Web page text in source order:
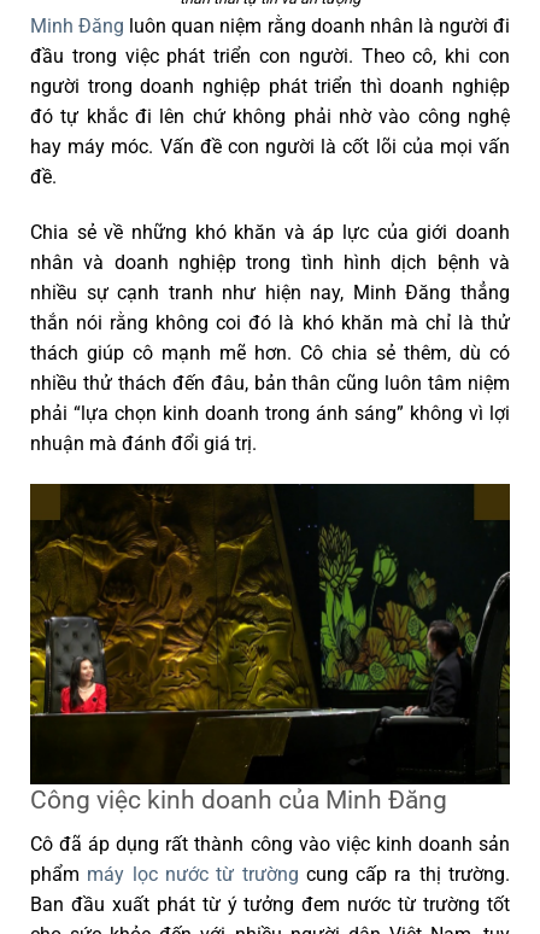
Minh Đăng luôn quan niệm rằng doanh nhân là người đi
đầu trong việc phát triển con người. Theo cô, khi con
người trong doanh nghiệp phát triển thì doanh nghiệp
đó tự khắc đi lên chứ không phải nhờ vào công nghệ
hay máy móc. Vấn đề con người là cốt lõi của mọi vấn
đề.
Chia sẻ về những khó khăn và áp lực của giới doanh
nhân và doanh nghiệp trong tình hình dịch bệnh và
nhiều sự cạnh tranh như hiện nay, Minh Đăng thẳng
thắn nói rằng không coi đó là khó khăn mà chỉ là thử
thách giúp cô mạnh mẽ hơn. Cô chia sẻ thêm, dù có
nhiều thử thách đến đâu, bản thân cũng luôn tâm niệm
phải “lựa chọn kinh doanh trong ánh sáng” không vì lợi
nhuận mà đánh đổi giá trị.
Công việc kinh doanh của Minh Đăng
Cô đã áp dụng rất thành công vào việc kinh doanh sản
phẩm máy lọc nước từ trường cung cấp ra thị trường.
Ban đầu xuất phát từ ý tưởng đem nước từ trường tốt